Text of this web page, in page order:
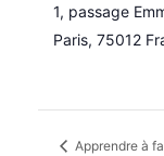
1, passage
Paris, 75012
Apprendre à